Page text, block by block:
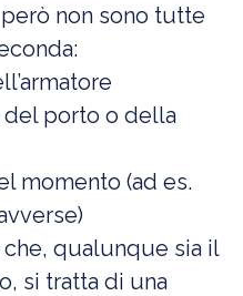
non sono tutte
porto o della
momento (ad es.
qualunque sia il
si tratta di una